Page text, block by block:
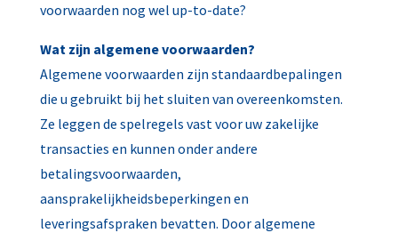
voorwaarden nog wel up-to-date?
Wat zijn algemene voorwaarden?
Algemene voorwaarden zijn standaardbepalingen
die u gebruikt bij het sluiten van overeenkomsten.
Ze leggen de spelregels vast voor uw zakelijke
transacties en kunnen onder andere
betalingsvoorwaarden,
aansprakelijkheidsbeperkingen en
leveringsafspraken bevatten. Door algemene